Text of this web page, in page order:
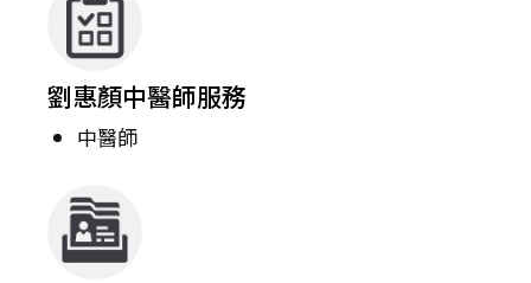
劉惠顏中醫師服務
中醫師